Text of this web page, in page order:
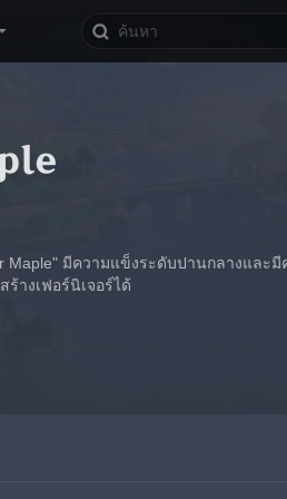
Maple" มีความแข็งระดับปานกลางและ
างเฟอร์นิเจอร์ได้